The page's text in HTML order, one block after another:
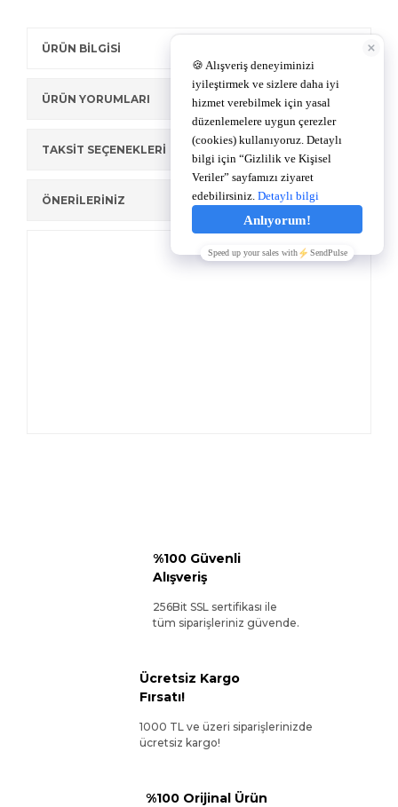
ÜRÜN BİLGİSİ
ÜRÜN YORUMLARI
TAKSİT SEÇENEKLERİ
ÖNERİLERİNİZ
%100 Güvenli
Alışveriş
256Bit SSL sertifikası ile
tüm siparişleriniz güvende.
Ücretsiz Kargo
Fırsatı!
1000 TL ve üzeri siparişlerinizde
ücretsiz kargo!
%100 Orijinal Ürün